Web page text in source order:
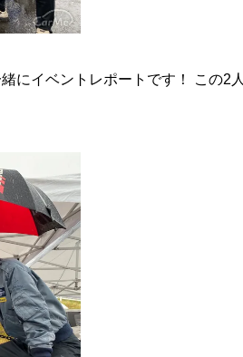
にイベントレポートです！ この2人